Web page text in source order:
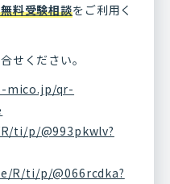
料受験相談をご利用く
せください。
mico.jp/qr-
ti/p/@993pkwlv?
R/ti/p/@066rcdka?